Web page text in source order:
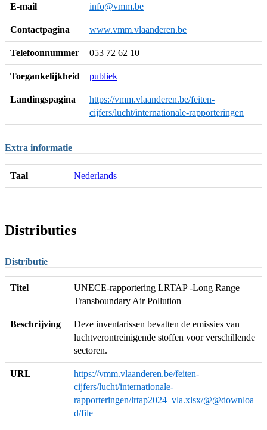
E-mail info@vmm.be
Contactpagina www.vmm.vlaanderen.be
Telefoonnummer 053 72 62 10
Toegankelijkheid publiek
Landingspagina
https://vmm.vlaanderen.be/feiten-
cijfers/lucht/internationale-rapporteringen
Extra informatie
Taal Nederlands
Distributies
Distributie
Titel
UNECE-rapportering LRTAP -Long Range
Transboundary Air Pollution
Beschrijving
Deze inventarissen bevatten de emissies van
luchtverontreinigende stoffen voor verschillende
sectoren.
URL
https://vmm.vlaanderen.be/feiten-
cijfers/lucht/internationale-
rapporteringen/lrtap2024_vla.xlsx/@@downloa
d/file